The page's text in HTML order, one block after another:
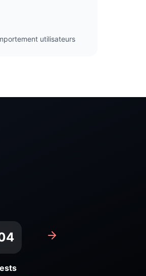
utilisateurs